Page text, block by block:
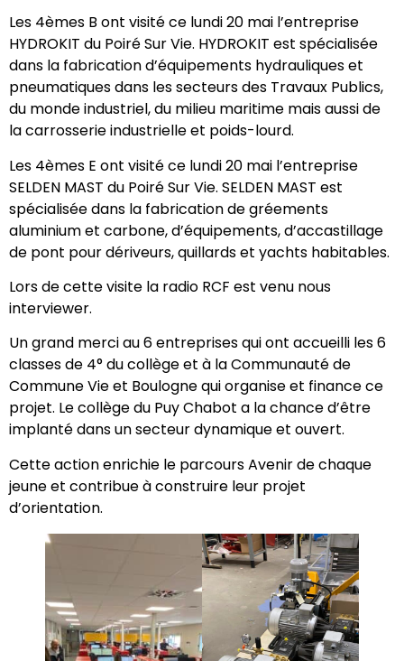
Les 4èmes B ont visité ce lundi 20 mai l’entreprise
HYDROKIT du Poiré Sur Vie. HYDROKIT est spécialisée
dans la fabrication d’équipements hydrauliques et
pneumatiques dans les secteurs des Travaux Publics,
du monde industriel, du milieu maritime mais aussi de
la carrosserie industrielle et poids-lourd.
Les 4èmes E ont visité ce lundi 20 mai l’entreprise
SELDEN MAST du Poiré Sur Vie. SELDEN MAST est
spécialisée dans la fabrication de gréements
aluminium et carbone, d’équipements, d’accastillage
de pont pour dériveurs, quillards et yachts habitables.
Lors de cette visite la radio RCF est venu nous
interviewer.
Un grand merci au 6 entreprises qui ont accueilli les 6
classes de 4° du collège et à la Communauté de
Commune Vie et Boulogne qui organise et finance ce
projet. Le collège du Puy Chabot a la chance d’être
implanté dans un secteur dynamique et ouvert.
Cette action enrichie le parcours Avenir de chaque
jeune et contribue à construire leur projet
d’orientation.